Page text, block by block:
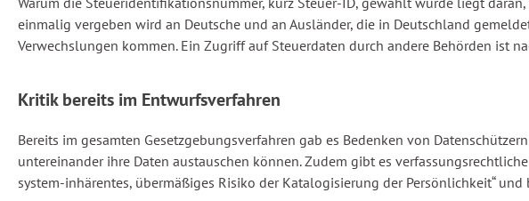
einmalig vergeben wird an Deutsche und an Ausländer, die in Deutschland
Verwechslungen kommen. Ein Zugriff auf Steuerdaten durch andere Behörden ist
Kritik bereits im Entwurfsverfahren
Bereits im gesamten Gesetzgebungsverfahren gab es Bedenken von
untereinander ihre Daten austauschen können. Zudem gibt es
system-inhärentes, übermäßiges Risiko der Katalogisierung der Persönlichkeit“